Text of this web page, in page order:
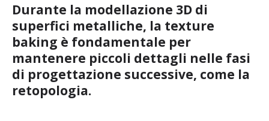
Durante la modellazione 3D di
superfici metalliche, la texture
baking è fondamentale per
mantenere piccoli dettagli nelle fasi
di progettazione successive, come la
retopologia.